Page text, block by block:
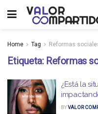
Home Tag Reformas
Etiqueta: Reformas
¿Está la
BYVALOR